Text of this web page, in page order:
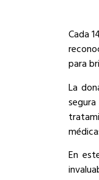
Cada
para
La
En